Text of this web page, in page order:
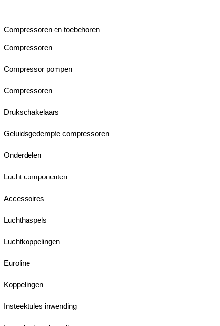
Compressoren en toebehoren
Compressoren
Compressor pompen
Compressoren
Drukschakelaars
Geluidsgedempte compressoren
Onderdelen
Lucht componenten
Accessoires
Luchthaspels
Luchtkoppelingen
Euroline
Koppelingen
Insteektules inwending